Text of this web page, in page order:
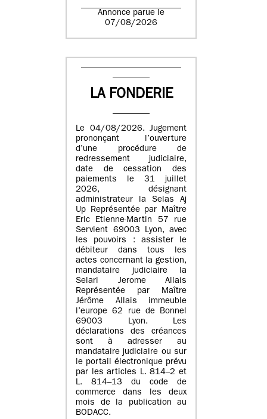
Annonce parue le
07/08/2026
LA FONDERIE
Le 04/08/2026. Jugement
prononçant l’ouverture
d’une procédure de
redressement judiciaire,
date de cessation des
paiements le 31 juillet
2026, désignant
administrateur la Selas Aj
Up Représentée par Maître
Eric Etienne-Martin 57 rue
Servient 69003 Lyon, avec
les pouvoirs : assister le
débiteur dans tous les
actes concernant la gestion,
mandataire judiciaire la
Selarl Jerome Allais
Représentée par Maître
Jérôme Allais immeuble
l’europe 62 rue de Bonnel
69003 Lyon. Les
déclarations des créances
sont à adresser au
mandataire judiciaire ou sur
le portail électronique prévu
par les articles L. 814–2 et
L. 814–13 du code de
commerce dans les deux
mois de la publication au
BODACC.